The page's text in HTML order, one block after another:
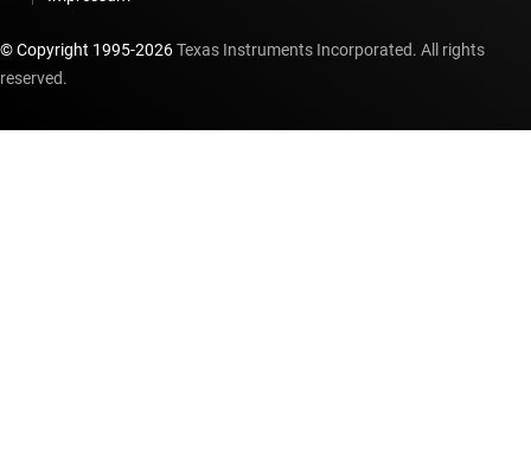
© Copyright 1995-2026Texas Instruments Incorporated. All rights
reserved.